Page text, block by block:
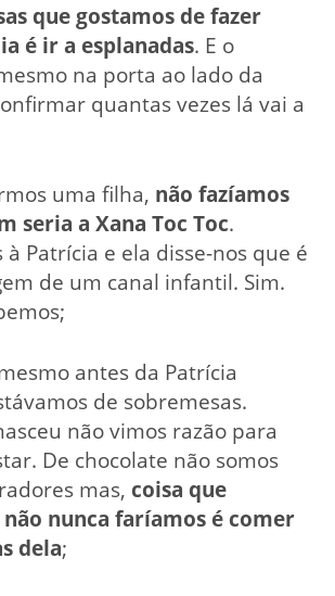
que gostamos de fazer
é ir a esplanadas. E o
na porta ao lado da
quantas vezes lá vai a
uma filha, não fazíamos
seria a Xana Toc Toc.
Patrícia e ela disse-nos que é
de um canal infantil. Sim.
antes da Patrícia
de sobremesas.
não vimos razão para
De chocolate não somos
mas, coisa que
nunca faríamos é comer
dela;